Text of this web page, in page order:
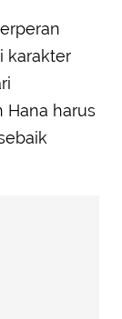
karakter
Hana harus